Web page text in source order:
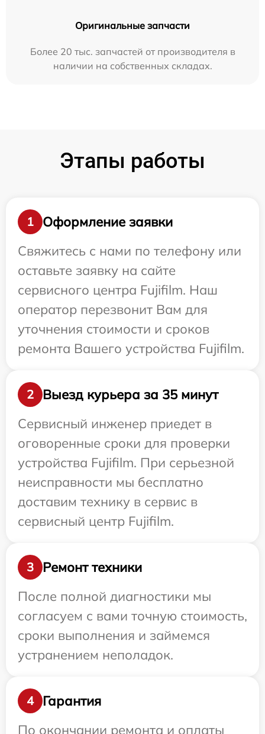
Оригинальные запчасти
Более 20 тыс. запчастей от производителя в
наличии на собственных складах.
Этапы работы
1
Оформление заявки
Свяжитесь с нами по телефону или
оставьте заявку на сайте
сервисного центра Fujifilm. Наш
оператор перезвонит Вам для
уточнения стоимости и сроков
ремонта Вашего устройства Fujifilm.
2
Выезд курьера за 35 минут
Сервисный инженер приедет в
оговоренные сроки для проверки
устройства Fujifilm. При серьезной
неисправности мы бесплатно
доставим технику в сервис в
сервисный центр Fujifilm.
3
Ремонт техники
После полной диагностики мы
согласуем с вами точную стоимость,
сроки выполнения и займемся
устранением неполадок.
4
Гарантия
По окончании ремонта и оплаты